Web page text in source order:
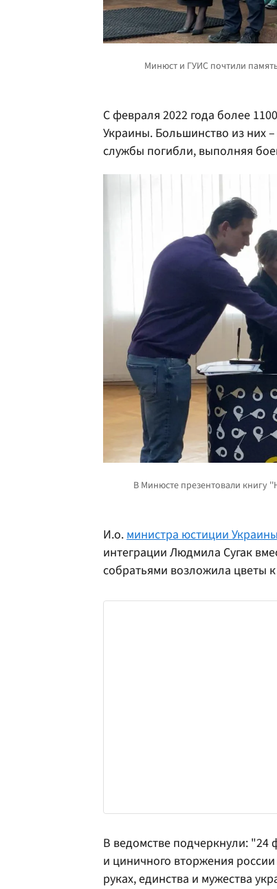
С февраля 2022 года более
Украины. Большинство из них
службы погибли, выполняя
И.о.министра юстиции
интеграции Людмила Сугак
собратьями возложила цветы
В ведомстве подчеркнули: "24
и циничного вторжения
руках, единства и мужества